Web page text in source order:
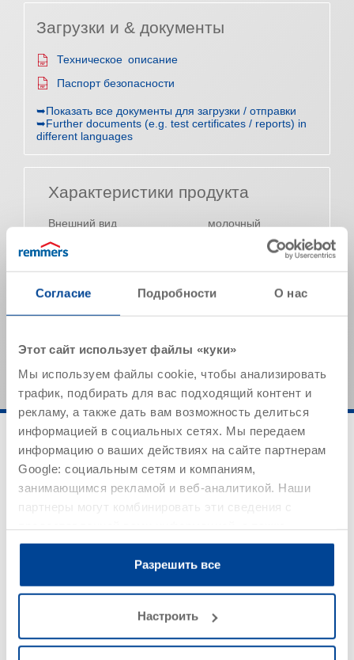
Согласие Подробности О нас
Этот сайт использует файлы «куки»
Мы используем файлы cookie, чтобы анализировать
трафик, подбирать для вас подходящий контент и
рекламу, а также дать вам возможность делиться
информацией в социальных сетях. Мы передаем
информацию о ваших действиях на сайте партнерам
Google: социальным сетям и компаниям,
занимающимся рекламой и веб-аналитикой. Наши
партнеры могут комбинировать эти сведения с
данными, которые они получили при использовании
Разрешить все
Настроить
Загрузки и & документы
Техническое описание
Паспорт безопасности
➥Показать все документы для загрузки / отправки
➥Further documents (e.g. test certificates / reports) in
different languages
Характеристики продукта
Внешний вид молочный
Плотность (20 °C)
Указанные значения представляют собой типичные
как обязательные спецификации продукта.
Компонент системы гидроизоляции строительных
сооружений